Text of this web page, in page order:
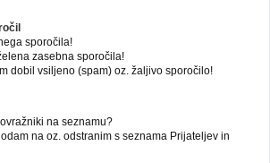
sporočila!
zasebna sporočila!
dobil vsiljeno (spam) oz. žaljivo sporočilo!
na seznamu?
na oz. odstranim s seznama Prijateljev in